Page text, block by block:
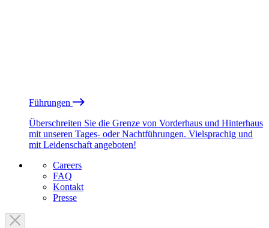
Führungen
Überschreiten Sie die Grenze von Vorderhaus und Hinterhaus
mit unseren Tages- oder Nachtführungen. Vielsprachig und
mit Leidenschaft angeboten!
Careers
FAQ
Kontakt
Presse